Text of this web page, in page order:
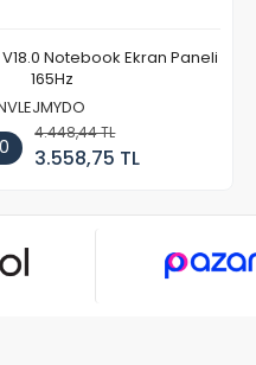
V18.0 Notebook Ekran Paneli
165Hz
4.448,44 TL
3.558,75 TL